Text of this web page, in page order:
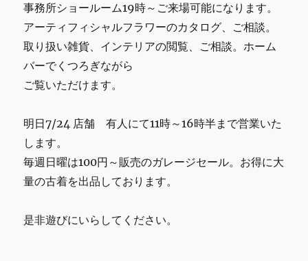
事務所ショールーム19時～ご来場可能になります。
アーティフィシャルフラワーのカタログ、ご相談。
取り扱い雑貨、インテリアの閲覧、ご相談。ホーム
バーでくつろぎながら
ご覧いただけます。
明日7/24 店舗 有人にて11時～16時半まで営業いた
します。
毎週日曜は100円～販売のガレージセール。お得に大
量の古着を出品しております。
是非遊びにいらしてください。